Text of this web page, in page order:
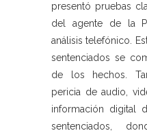
presentó pruebas
del agente de la
análisis telefónico.
sentenciados se
de los hechos.
pericia de audio,
información digital
sentenciados,